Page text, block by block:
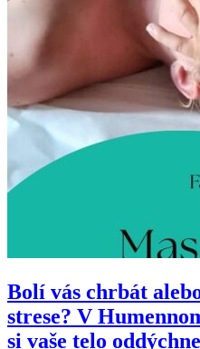
Bolí vás chrbát
strese? V
si vaše telo oddýchne